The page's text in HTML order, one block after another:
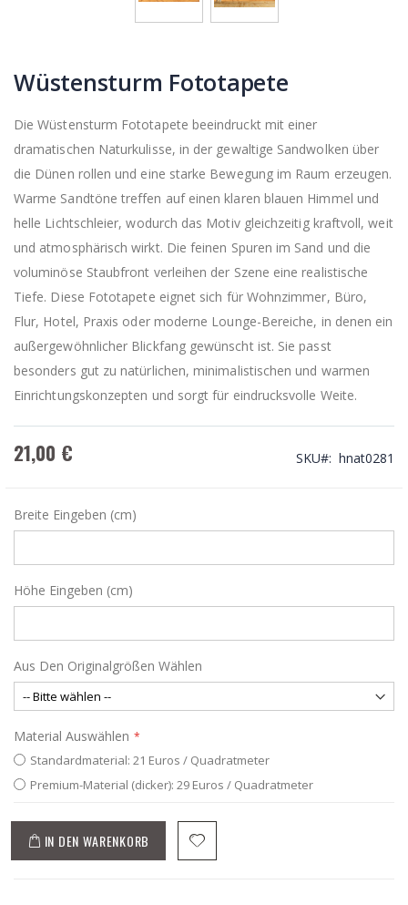
Wüstensturm Fototapete
Die Wüstensturm Fototapete beeindruckt mit einer
dramatischen Naturkulisse, in der gewaltige Sandwolken über
die Dünen rollen und eine starke Bewegung im Raum erzeugen.
Warme Sandtöne treffen auf einen klaren blauen Himmel und
helle Lichtschleier, wodurch das Motiv gleichzeitig kraftvoll, weit
und atmosphärisch wirkt. Die feinen Spuren im Sand und die
voluminöse Staubfront verleihen der Szene eine realistische
Tiefe. Diese Fototapete eignet sich für Wohnzimmer, Büro,
Flur, Hotel, Praxis oder moderne Lounge-Bereiche, in denen ein
außergewöhnlicher Blickfang gewünscht ist. Sie passt
besonders gut zu natürlichen, minimalistischen und warmen
Einrichtungskonzepten und sorgt für eindrucksvolle Weite.
21,00 € SKU hnat0281
Breite Eingeben (cm)
Höhe Eingeben (cm)
Aus Den Originalgrößen Wählen
Material Auswählen
Standardmaterial: 21 Euros / Quadratmeter
Premium-Material (dicker): 29 Euros / Quadratmeter
IN DEN WARENKORB